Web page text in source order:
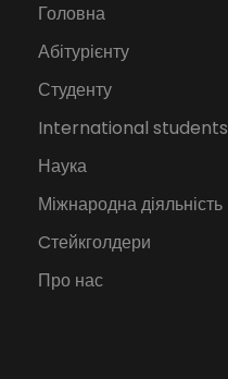
Головна
Абітурієнту
Студенту
International students
Наука
Міжнародна діяльність
Cтейкголдери
Про нас